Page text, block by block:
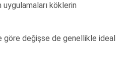
uygulamaları köklerin
göre değişse de genellikle ideal